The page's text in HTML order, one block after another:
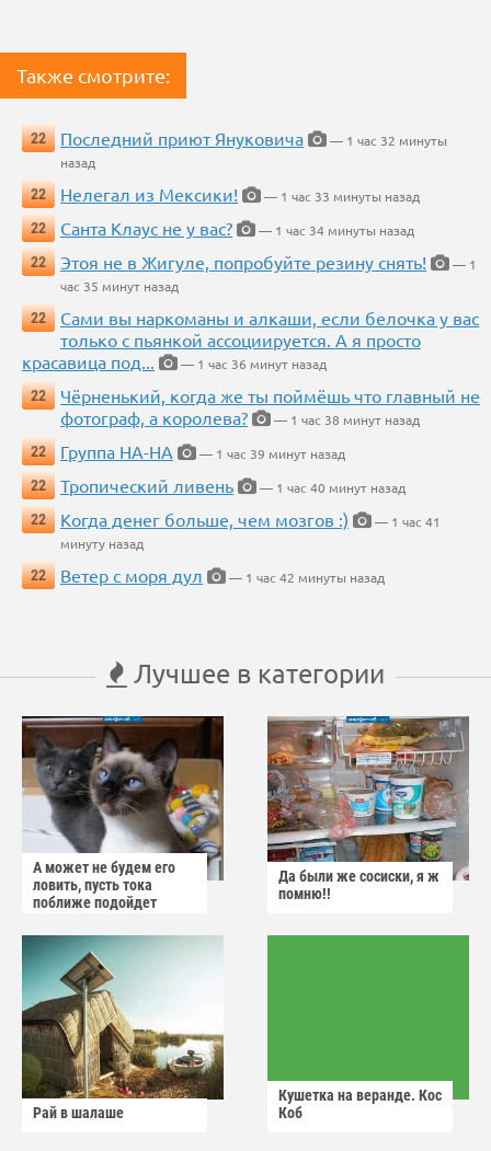
Также смотрите:
22 Последний приют Януковича
— 1 час 32 минуты
назад
22
Нелегал из Мексики!
— 1 час 33 минуты назад
22
Санта Клаус не у вас?
— 1 час 34 минуты назад
22
Этоя не в Жигуле, попробуйте резину снять!
— 1
час 35 минут назад
22
Сами вы наркоманы и алкаши, если белочка у вас
только с пьянкой ассоциируется. А я просто
красавица под...
— 1 час 36 минут назад
22
Чёрненький, когда же ты поймёшь что главный не
фотограф, а королева?
— 1 час 38 минут назад
22
Группа НА-НА
— 1 час 39 минут назад
22
Тропический ливень
— 1 час 40 минут назад
22
Когда денег больше, чем мозгов :)
— 1 час 41
минуту назад
22
Ветер с моря дул — 1 час 42 минуты назад
Лучшее в категории
А может не будем его
ловить, пусть тока
поближе подойдет
Да были же сосиски, я ж
помню!!
Рай в шалаше
Кушетка на веранде. Кос
Коб